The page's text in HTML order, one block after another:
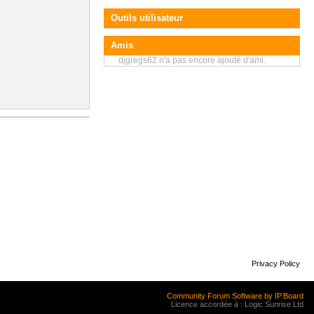
Outils utilisateur
Amis
djgregs62 n'a pas encore ajouté d'ami.
Privacy Policy
Community Forum Software by IP.Board
Licence accordée à : Logic Sunrise Ltd